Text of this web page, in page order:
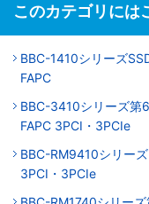
このカテゴリには
BBC-1410シリーズ
FAPC
BBC-3410シリーズ第
FAPC 3PCI・3PCIe
BBC-RM9410シリー
3PCI・3PCIe